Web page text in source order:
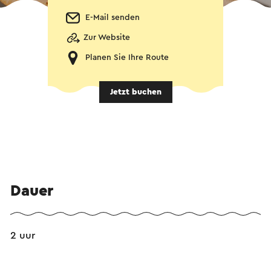
E-Mail senden
Zur Website
Planen Sie Ihre Route
Jetzt buchen
Dauer
2 uur